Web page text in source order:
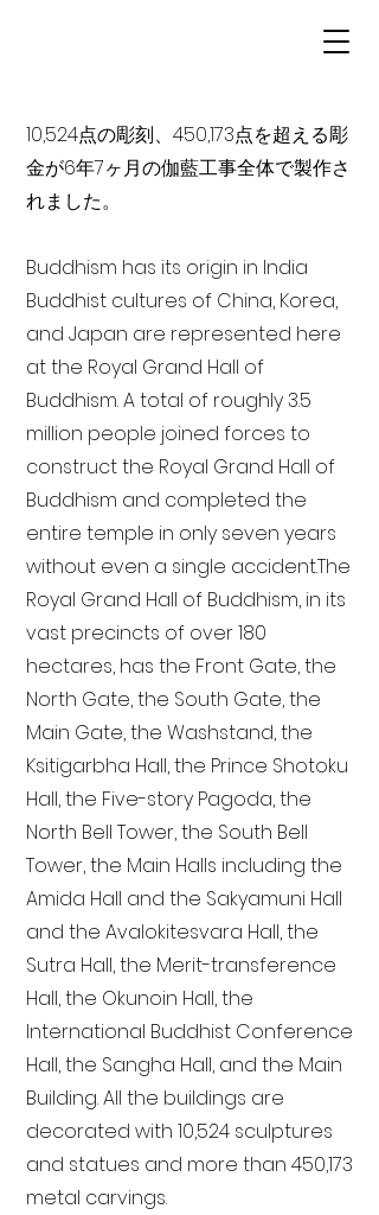
10,524点の彫刻、450,173点を超える彫
金が6年7ヶ月の伽藍工事全体で製作さ
れました。
Buddhism has its origin in India
Buddhist cultures of China, Korea,
and Japan are represented here
at the Royal Grand Hall of
Buddhism. A total of roughly 3.5
million people joined forces to
construct the Royal Grand Hall of
Buddhism and completed the
entire temple in only seven years
without even a single accident. The
Royal Grand Hall of Buddhism, in its
vast precincts of over 180
hectares, has the Front Gate, the
North Gate, the South Gate, the
Main Gate, the Washstand, the
Ksitigarbha Hall, the Prince Shotoku
Hall, the Five-story Pagoda, the
North Bell Tower, the South Bell
Tower, the Main Halls including the
Amida Hall and the Sakyamuni Hall
and the Avalokitesvara Hall, the
Sutra Hall, the Merit-transference
Hall, the Okunoin Hall, the
International Buddhist Conference
Hall, the Sangha Hall, and the Main
Building. All the buildings are
decorated with 10,524 sculptures
and statues and more than 450,173
metal carvings.